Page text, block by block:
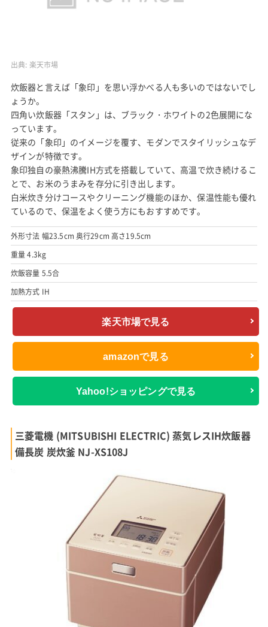
出典: 楽天市場
炊飯器と言えば「象印」を思い浮かべる人も多いのではないでし
ょうか。
四角い炊飯器「スタン」は、ブラック・ホワイトの2色展開にな
っています。
従来の「象印」のイメージを覆す、モダンでスタイリッシュなデ
ザインが特徴です。
象印独自の豪熱沸騰IH方式を搭載していて、高温で炊き続けるこ
とで、お米のうまみを存分に引き出します。
白米炊き分けコースやクリーニング機能のほか、保温性能も優れ
ているので、保温をよく使う方にもおすすめです。
外形寸法 幅23.5cm 奥行29cm 高さ19.5cm
重量 4.3kg
炊飯容量 5.5合
加熱方式 IH
楽天市場で見る
amazonで見る
Yahoo!ショッピングで見る
三菱電機 (MITSUBISHI ELECTRIC) 蒸気レスIH炊飯器
備長炭 炭炊釜 NJ-XS108J